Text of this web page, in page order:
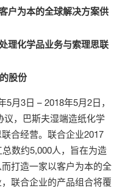
户为本的全球解决方案供
理化学品业务与索理思联
股份
月3日 – 2018年5月2日，
议，巴斯夫湿端造纸化学
合经营。联合企业2017
数约5,000人，旨在为造
打造一家以客户为本的全
联合企业的产品组合将覆